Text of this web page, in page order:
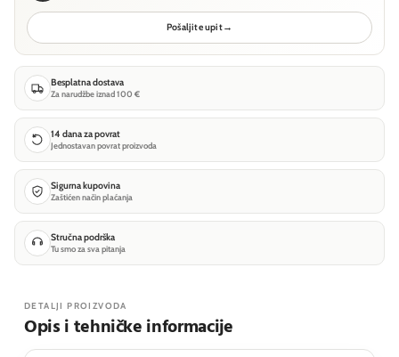
Pošaljite upit→
Besplatna dostava
Za narudžbe iznad 100 €
14 dana za povrat
Jednostavan povrat proizvoda
Sigurna kupovina
Zaštićen način plaćanja
Stručna podrška
Tu smo za sva pitanja
DETALJI PROIZVODA
Opis i tehničke informacije